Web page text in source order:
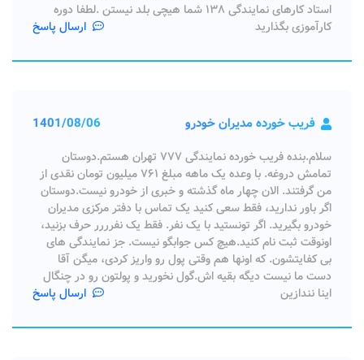
استاد کارهای نمایندگی ۱۳۸ شما هیچی بلد نیستن .لطفا دوره
کارآموزی بگذارید
ارسال پاسخ
فریب خورده مدیران خودرو 1401/08/06
سلام.بنده فریب خورده نمایندگی ۷۷۷ تهران هستم.دوستان
تمامش دروغه. با وعده یک ماهه مبلغ ۷۶۱ میلیون تومان نقدی از
من گرفتند. الان چهار ماه گذشته و خبری از خودرو نیست.دوستان
اگر باور ندارید، فقط سعی کنید یک تماس با دفتر مرکزی مدیران
خودرو بگیرید. اگر تونستید با یک نفر. فقط یک نفرررر حرف بزنید،
اونوقت ثبت نام کنید.هیچ کس جوابگو نیست. جز نمایندگی های
بی کفایتشون. که اونها هم وقتی پول رو واریز کردی، میگن آقا
دست ما نیست دیگه بقیه اش.گول نخورید و پولتون رو در چنگال
اینا نندازین
ارسال پاسخ